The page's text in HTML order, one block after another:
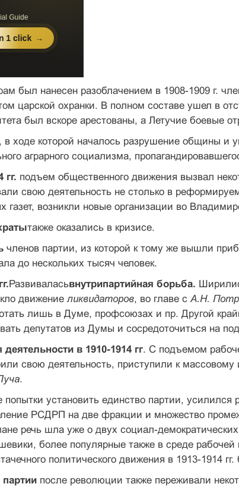
был нанесен разоблачением в 1908-1909 г.
царской охранки. В полном составе ушел в
был вскоре арестованы, а Летучие боевые
ходе которой началось разрушение общины и
аграрного социализма,
гг. подъем общественного движения вызвал
свою деятельность не столько в
газет, возникли новые организации во
также оказались в кризисе.
членов партии, из которой к тому же вышли
до нескольких тысяч человек.
Развиваласьвнутрипартийная борьба.
движениеликвидаторов, во главе с А.Н.
лишь в Думе, профсоюзах и пр. Другой
депутатов из Думы и сосредоточиться на
в 1910-1914 гг. С подъемом
свою деятельность, приступили к массовому
.
установить единство партии, усилился
РСДРП на две фракции и множество
речь шла уже о двух социал-
более популярные также в среде
политического движения в 1913-1914
после революции также переживали